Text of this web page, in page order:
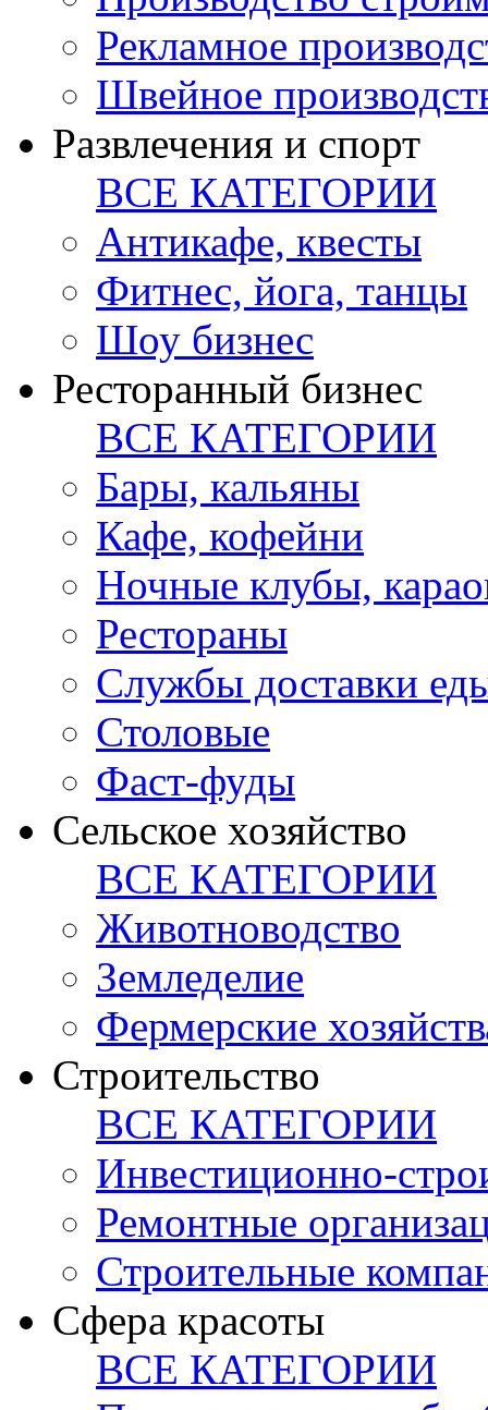
Рекламное
Швейное
Развлечения и спорт
ВСЕ КАТЕГОРИИ
Антикафе, квесты
Фитнес, йога, танцы
Шоу бизнес
Ресторанный бизнес
ВСЕ КАТЕГОРИИ
Бары, кальяны
Кафе, кофейни
Ночные клубы,
Рестораны
Службы доставки
Столовые
Фаст-фуды
Сельское хозяйство
ВСЕ КАТЕГОРИИ
Животноводство
Земледелие
Фермерские
Строительство
ВСЕ КАТЕГОРИИ
Инвестиционно-
Ремонтные
Строительные
Сфера красоты
ВСЕ КАТЕГОРИИ